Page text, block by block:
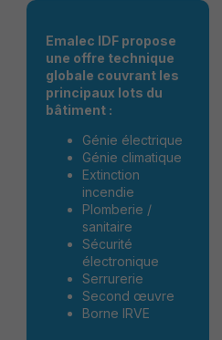
Emalec IDF propose
une offre technique
globale couvrant les
principaux lots du
bâtiment :
Génie électrique
Génie climatique
Extinction
incendie
Plomberie /
sanitaire
Sécurité
électronique
Serrurerie
Second œuvre
Borne IRVE